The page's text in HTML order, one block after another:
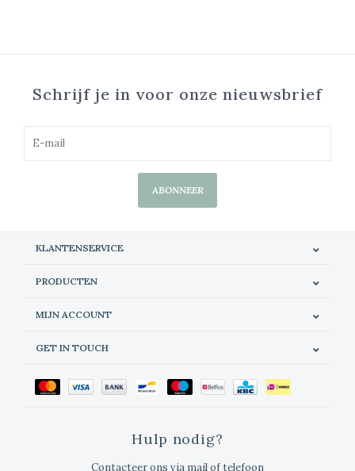
Schrijf je in voor onze nieuwsbrief
ABONNEER
KLANTENSERVICE
PRODUCTEN
MIJN ACCOUNT
GET IN TOUCH
Hulp nodig?
Contacteer ons via mail of telefoon